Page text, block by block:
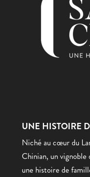
UNE HISTOIRE
Niché au cœur du
Chinian, un
une histoire de